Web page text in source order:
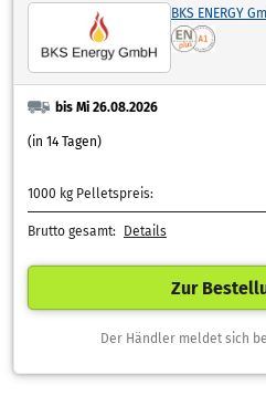
BKS ENERGY
bis Mi 26.08.2026
(in 14 Tagen)
1000 kg Pelletspreis:
Brutto gesamt: Details
Zur
Der Händler meldet sich